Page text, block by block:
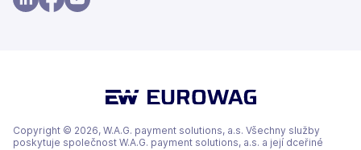
nových
Copyright © 2026, W.A.G. payment solutions, a.s. Všechny služby
poskytuje společnost W.A.G. payment solutions, a.s. a její dceřiné